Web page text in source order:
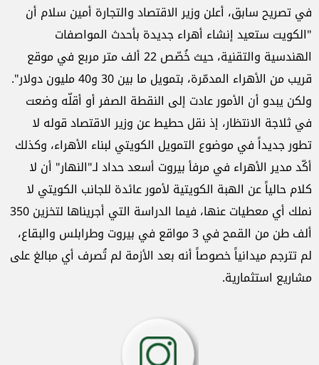
في تصريح سابق، أعلن وزير الاقتصاد والتجارة أمين سلام أن
"الكويت ستعيد إنشاء أهراء جديدة بأحدث المواصفات
الهندسية والتقنية، حيث خُصّص 22 ألف متر مربع في موقع
قريب من الأهراء المدمّرة، بتمويل ما بين 30 و40 مليون دولار".
ولكن يبدو أن الأمور عادت إلى النقطة الصفر أو أقلّه وضعت
في ثلاجة الانتظار، إذ نقل حطيط عن وزير الاقتصاد قوله لا
تطور جديداً في موضوع التمويل الكويتي لبناء الأهراء، وكذلك
أكّد مدير الأهراء في مرفأ بيروت أسعد حداد لـ"النهار" أن لا
كلام حالياً عن الهبة الكويتية لأمور عائدة للجانب الكويتي لا
نملك أي معطيات عنها، فيما الدراسة التي أجريناها لتخزين 350
ألف طن من القمح في 3 مواقع في بيروت وطرابلس والبقاع،
لم تترجم ميدانياً خصوصاً أنه بعد الأزمة لم تُصرف أي مبالغ على
مشاريع استثمارية.